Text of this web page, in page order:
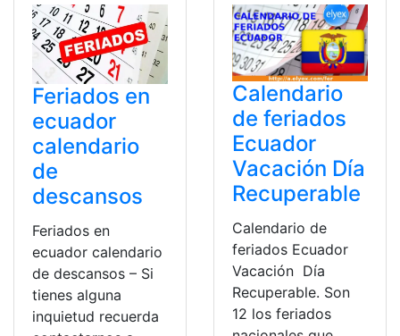
Feriados en
ecuador
calendario
de
descansos
Feriados en
ecuador calendario
de descansos – Si
tienes alguna
inquietud recuerda
Calendario
de feriados
Ecuador
Vacación Día
Recuperable
Calendario de
feriados Ecuador
Vacación Día
Recuperable. Son
12 los feriados